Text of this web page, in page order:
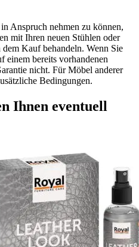
Anspruch nehmen zu können,
mit Ihren neuen Stühlen oder
dem Kauf behandeln. Wenn Sie
einem bereits vorhandenen
nicht. Für Möbel anderer
Bedingungen.
Ihnen eventuell